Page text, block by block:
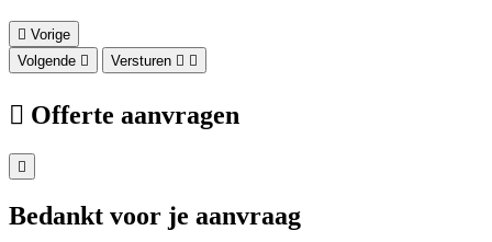
Vorige
Volgende
Versturen
Offerte aanvragen
Bedankt voor je aanvraag